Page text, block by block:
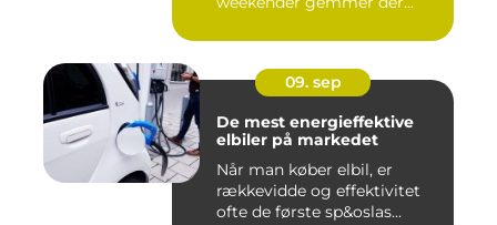
09. sep
De mest energieffektive
elbiler på markedet
Når man køber elbil, er
rækkevidde og effektivitet
ofte de første sp&oslas...